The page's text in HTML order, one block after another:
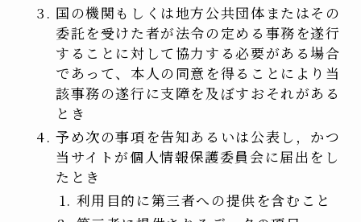
国の機関もしくは地方公共団体またはその
委託を受けた者が法令の定める事務を遂行
することに対して協力する必要がある場合
であって、本人の同意を得ることにより当
該事務の遂行に支障を及ぼすおそれがある
とき
予め次の事項を告知あるいは公表し，かつ
当サイトが個人情報保護委員会に届出をし
たとき
利用目的に第三者への提供を含むこと